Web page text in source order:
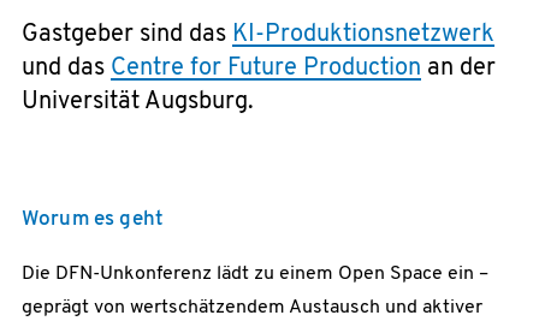
Gastgeber sind das KI-Produktionsnetzwerk
und das Centre for Future Production an der
Universität Augsburg.
Worum es geht
Die DFN-Unkonferenz lädt zu einem Open Space ein –
geprägt von wertschätzendem Austausch und aktiver